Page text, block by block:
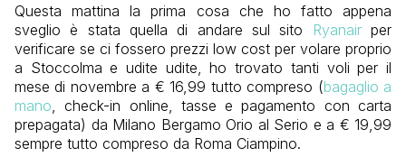
Questa mattina la prima cosa che ho fatto appena
sveglio è stata quella di andare sul sito
Ryanairper
verificare se ci fossero prezzi low cost per volare proprio
a Stoccolma e udite udite, ho trovato tanti voli per il
mese di novembre a € 16,99 tutto compreso (bagaglio a
mano , check-in online, tasse e pagamento con carta
prepagata) da Milano Bergamo Orio al Serio e a € 19,99
sempre tutto compreso da Roma Ciampino.